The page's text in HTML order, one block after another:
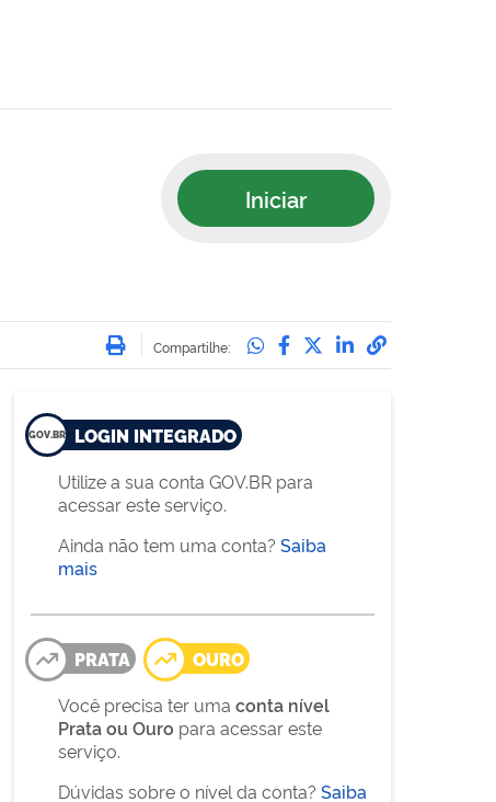
Iniciar
Imprimir
Compartilhe: Compartilhe no
Compartilhe no
Compartilhe no
Compartilhe
LOGIN INTEGRADO
Utilize a sua conta GOV.BR para
acessar este serviço.
Ainda não tem uma conta? Saiba
mais
PRATA
OURO
Você precisa ter uma conta nível
Prata ou Ouro para acessar este
serviço.
Dúvidas sobre o nível da conta? Saiba